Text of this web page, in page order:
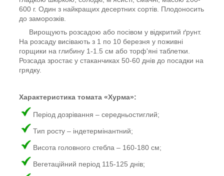
600 г. Один з найкращих десертних сортів. Плодоносить
до заморозків.
Вирощують розсадою або посівом у відкритий ґрунт.
На розсаду висівають з 1 по 10 березня у поживні
горщики на глибину 1-1.5 см або торф'яні таблетки.
Розсада зростає у стаканчиках 50-60 днів до посадки на
грядку.
Характеристика томата «Хурма»:
Період дозрівання – середньостиглий;
Тип росту – індетермінантний;
Висота головного стебла – 160-180 см;
Вегетаційний період 115-125 днів;